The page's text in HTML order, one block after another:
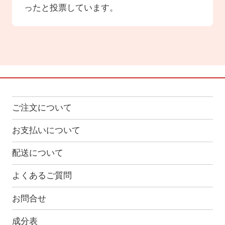
ったと投票しています。
ご注文について
お支払いについて
配送について
よくあるご質問
お問合せ
成分表